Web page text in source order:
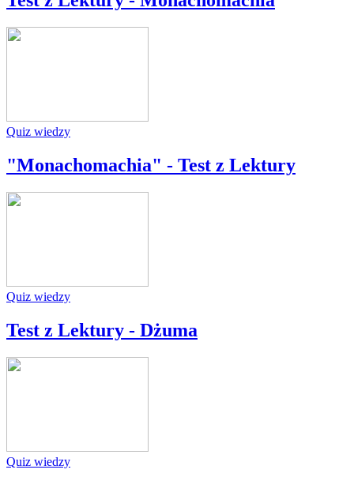
Quiz wiedzy
"Monachomachia" - Test z Lektury
Quiz wiedzy
Test z Lektury - Dżuma
Quiz wiedzy